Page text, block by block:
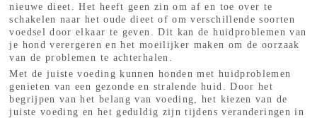
nieuwe dieet. Het heeft geen zin om af en toe over te
schakelen naar het oude dieet of om verschillende soorten
voedsel door elkaar te geven. Dit kan de huidproblemen van
je hond verergeren en het moeilijker maken om de oorzaak
van de problemen te achterhalen.
Met de juiste voeding kunnen honden met huidproblemen
genieten van een gezonde en stralende huid. Door het
begrijpen van het belang van voeding, het kiezen van de
juiste voeding en het geduldig zijn tijdens veranderingen in